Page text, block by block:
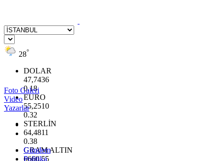
28°
DOLAR
47,7436
0.18
EURO
55,2510
0.32
STERLİN
64,4811
0.38
GRAM ALTIN
6660.55
Foto Galeri
Video
Yazarlar
Gündem
Politika